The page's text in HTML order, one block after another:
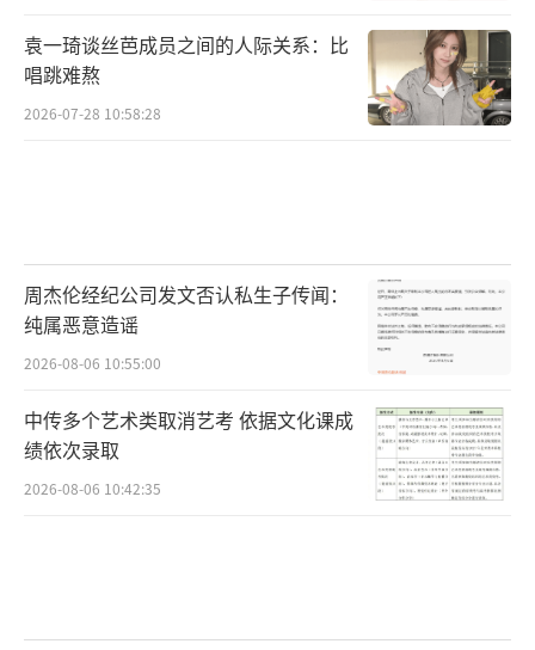
袁一琦谈丝芭成员之间的人际关系：比
唱跳难熬
2026-07-28 10:58:28
周杰伦经纪公司发文否认私生子传闻：
纯属恶意造谣
2026-08-06 10:55:00
中传多个艺术类取消艺考 依据文化课成
绩依次录取
2026-08-06 10:42:35